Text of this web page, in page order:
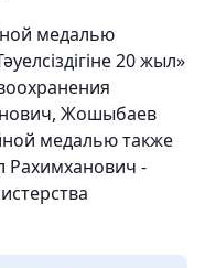
медалью
20 жыл»
Жошыбаев
медалью также
Рахимханович -